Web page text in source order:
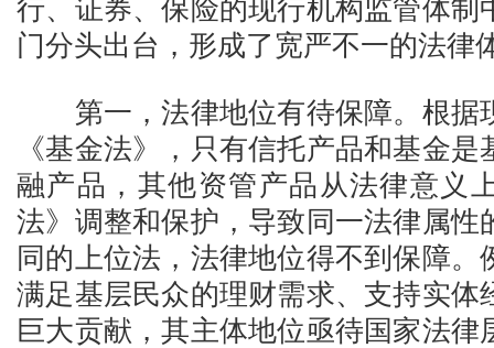
行、证券、保险的现行机构监管体制
门分头出台，形成了宽严不一的法律
第一，法律地位有待保障。根据
《基金法》，只有信托产品和基金
融产品，其他资管产品从法律意义
法》调整和保护，导致同一法律属性
同的上位法，法律地位得不到保障。
满足基层民众的理财需求、支持实体
巨大贡献，其主体地位亟待国家法律